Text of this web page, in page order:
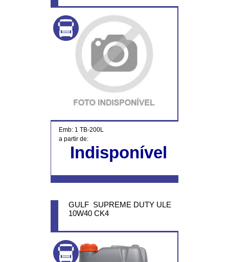
Emb: 1 TB-200L
a partir de:
Indisponível
GULF SUPREME DUTY ULE
10W40 CK4